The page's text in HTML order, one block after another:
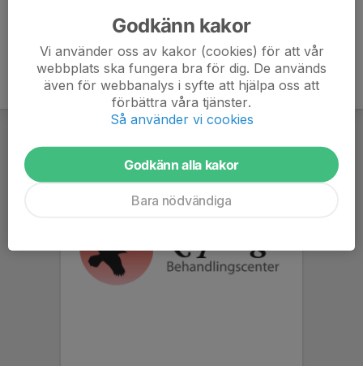
Godkänn kakor
Vi använder oss av kakor (cookies) för att vår
webbplats ska fungera bra för dig. De används
även för webbanalys i syfte att hjälpa oss att
förbättra våra tjänster.
Så använder vi cookies
Godkänn alla kakor
Bara nödvändiga